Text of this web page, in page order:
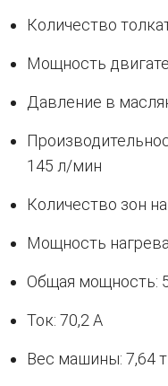
Количество
Мощность
Давление в
145 л/мин
Количество зон
Мощность
Общая мощность:
Ток: 70,2 A
Вес машины: 7,64 т